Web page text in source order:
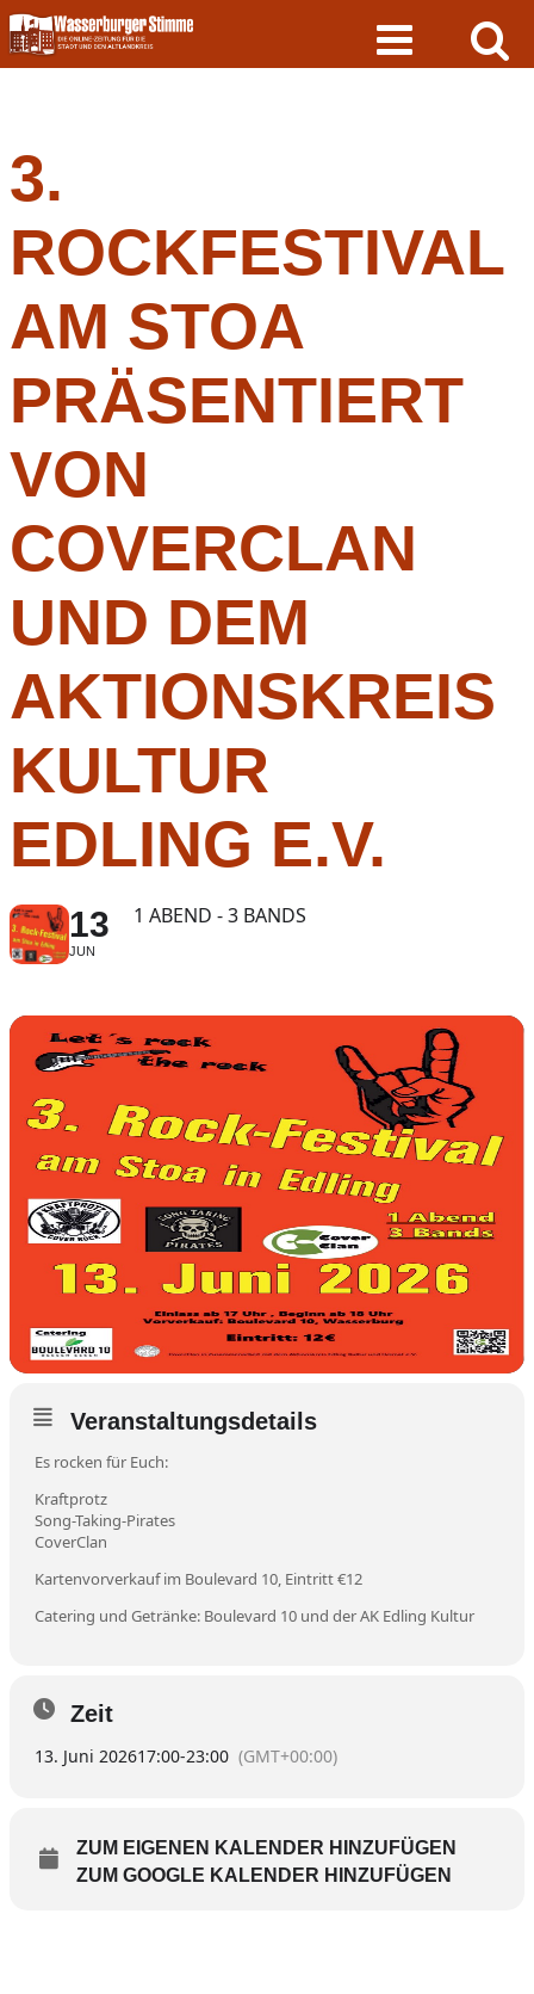
Skip
to
content
3.
ROCKFESTIVAL
AM STOA
PRÄSENTIERT
VON
COVERCLAN
UND DEM
AKTIONSKREIS
KULTUR
EDLING E.V.
13
JUN
1 ABEND - 3 BANDS
Veranstaltungsdetails
Es rocken für Euch:
Kraftprotz
Song-Taking-Pirates
CoverClan
Kartenvorverkauf im Boulevard 10, Eintritt €12
Catering und Getränke: Boulevard 10 und der AK Edling Kultur
Zeit
13. Juni 202617:00-23:00 (GMT+00:00)
ZUM EIGENEN KALENDER HINZUFÜGEN
ZUM GOOGLE KALENDER HINZUFÜGEN